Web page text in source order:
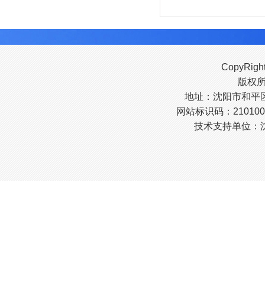
版权
地址：沈阳市和平
网站标识码：
技术支持单位：